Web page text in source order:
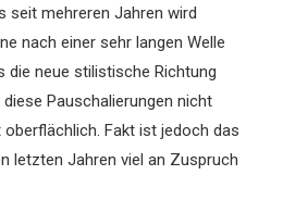
seit mehreren Jahren wird
nach einer sehr langen Welle
die neue stilistische Richtung
Pauschalierungen nicht
Fakt ist jedoch das
letzten Jahren viel an Zuspruch